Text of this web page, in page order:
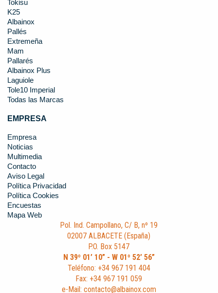
Tokisu
K25
Albainox
Pallés
Extremeña
Mam
Pallarés
Albainox Plus
Laguiole
Tole10 Imperial
Todas las Marcas
EMPRESA
Empresa
Noticias
Multimedia
Contacto
Aviso Legal
Política Privacidad
Política Cookies
Encuestas
Mapa Web
Pol. Ind. Campollano, C/ B, nº 19
02007 ALBACETE (España)
P.O. Box 5147
N 39º 01’ 10” - W 01º 52’ 56”
Teléfono: +34 967 191 404
Fax: +34 967 191 059
e-Mail: contacto@albainox.com